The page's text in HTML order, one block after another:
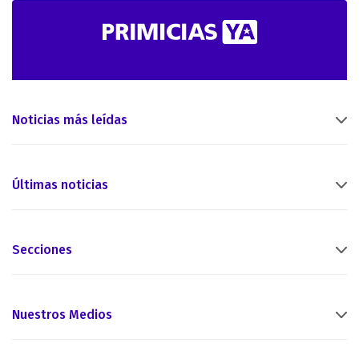
Noticias más leídas
Últimas noticias
Secciones
Nuestros Medios